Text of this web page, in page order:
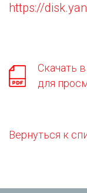
https://
Скачать
для
Вернуться к